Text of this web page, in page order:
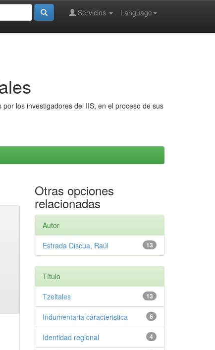
Language
Servicios
los investigadores del IIS, en el proceso de sus
Otras opciones
relacionadas
Autor
13
Estrada Discua, Raúl
Título
13
Tzeltales
6
Indumentaria caracteristica
4
Identidad regional